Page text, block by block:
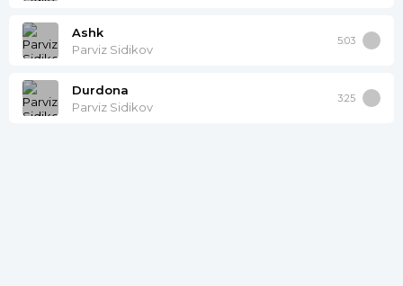
Ashk
Parviz Sidikov
5:03
Durdona
Parviz Sidikov
3:25